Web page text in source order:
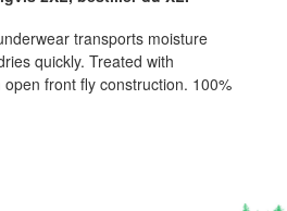
transports moisture
quickly. Treated with
open front fly construction. 100%